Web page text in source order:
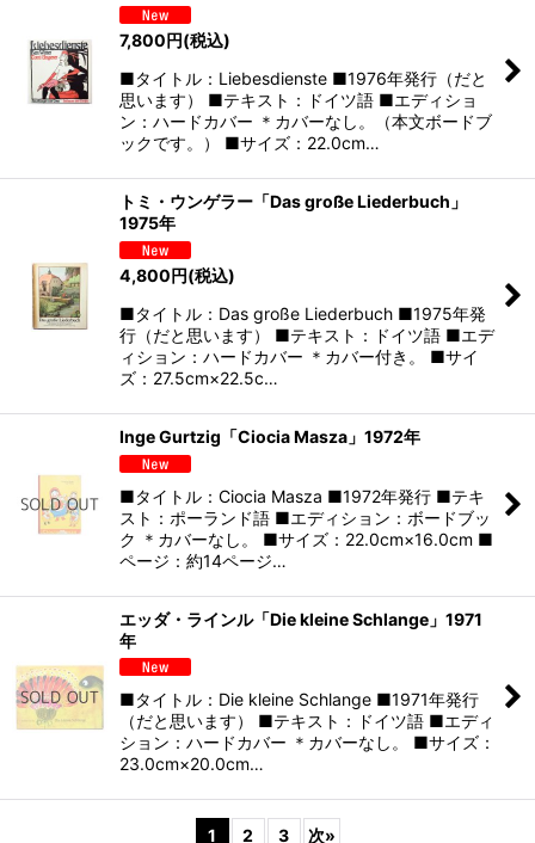
7,800円(税込)
■タイトル：Liebesdienste ■1976年発行（だと
思います） ■テキスト：ドイツ語 ■エディショ
ン：ハードカバー ＊カバーなし。（本文ボードブ
ックです。） ■サイズ：22.0cm…
トミ・ウンゲラー「Das große Liederbuch」
1975年
4,800円(税込)
■タイトル：Das große Liederbuch ■1975年発
行（だと思います） ■テキスト：ドイツ語 ■エデ
ィション：ハードカバー ＊カバー付き。 ■サイ
ズ：27.5cm×22.5c…
Inge Gurtzig「Ciocia Masza」1972年
■タイトル：Ciocia Masza ■1972年発行 ■テキ
スト：ポーランド語 ■エディション：ボードブッ
ク ＊カバーなし。 ■サイズ：22.0cm×16.0cm ■
ページ：約14ページ…
エッダ・ラインル「Die kleine Schlange」1971
年
■タイトル：Die kleine Schlange ■1971年発行
（だと思います） ■テキスト：ドイツ語 ■エディ
ション：ハードカバー ＊カバーなし。 ■サイズ：
23.0cm×20.0cm…
1 2 3 次»